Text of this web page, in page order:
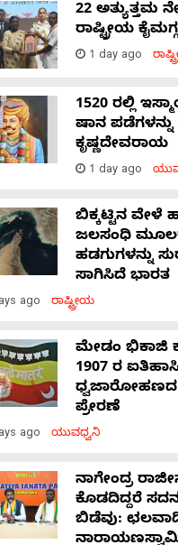
22 ಅತ್ಯುತ್ತಮ
ರಾಷ್ಟ್ರೀಯ
1 day ago
1520 ರಲ್ಲಿ
ಷಾನ
ಕೃಷ್ಣದೇವರಾಯ
1 day ago
ಬಿಕ್ಕಟ್ಟಿನ ವೇಳೆ
ಜಲಸಂಧಿ
ಹಡಗುಗಳನ್ನು
ಸಾಗಿಸಿದೆ ಭಾರತ
ago ರಾಷ್ಟ್ರೀಯ
ಮೇಡಂ ಭಿಕಾಜಿ
1907 ರ
ಪ್ರೇರಣೆ
ago ಯುವಧ್ವನಿ
ನಾಗೇಂದ್ರ
ಕೊಡದಿದ್ದರೆ
ಬಿಡೆವು: